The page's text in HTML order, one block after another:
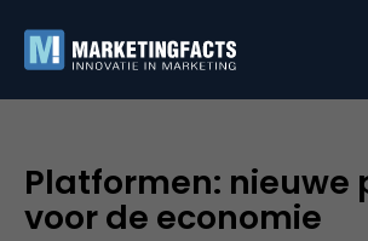
Platformen: nieuwe
voor de economie